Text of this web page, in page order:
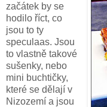
začátek by se
hodilo říct, co
jsou to ty
speculaas. Jsou
to vlastně takové
sušenky, nebo
mini buchtičky,
které se dělají v
Nizozemí a jsou